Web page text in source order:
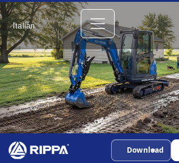
Italian
Download